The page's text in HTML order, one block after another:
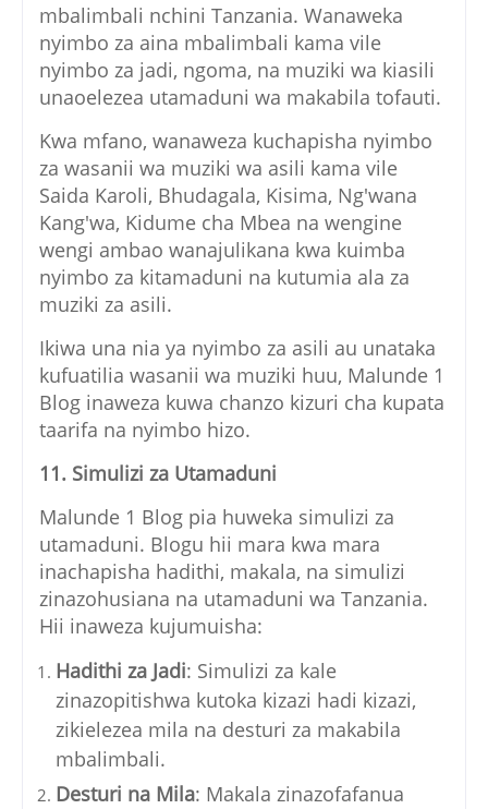
mbalimbali nchini Tanzania. Wanaweka
nyimbo za aina mbalimbali kama vile
nyimbo za jadi, ngoma, na muziki wa kiasili
unaoelezea utamaduni wa makabila tofauti.
Kwa mfano, wanaweza kuchapisha nyimbo
za wasanii wa muziki wa asili kama vile
Saida Karoli, Bhudagala, Kisima, Ng'wana
Kang'wa, Kidume cha Mbea na wengine
wengi ambao wanajulikana kwa kuimba
nyimbo za kitamaduni na kutumia ala za
muziki za asili.
Ikiwa una nia ya nyimbo za asili au unataka
kufuatilia wasanii wa muziki huu, Malunde 1
Blog inaweza kuwa chanzo kizuri cha kupata
taarifa na nyimbo hizo.
11. Simulizi za Utamaduni
Malunde 1 Blog pia huweka simulizi za
utamaduni. Blogu hii mara kwa mara
inachapisha hadithi, makala, na simulizi
zinazohusiana na utamaduni wa Tanzania.
Hii inaweza kujumuisha:
Hadithi za Jadi: Simulizi za kale
zinazopitishwa kutoka kizazi hadi kizazi,
zikielezea mila na desturi za makabila
mbalimbali.
Desturi na Mila: Makala zinazofafanua